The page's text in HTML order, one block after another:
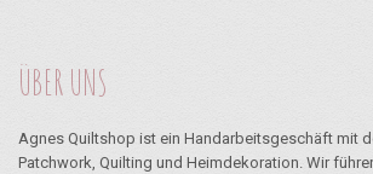
ÜBER UNS
Agnes Quiltshop ist ein Handarbeitsgeschäft mit
Patchwork, Quilting und Heimdekoration. Wir